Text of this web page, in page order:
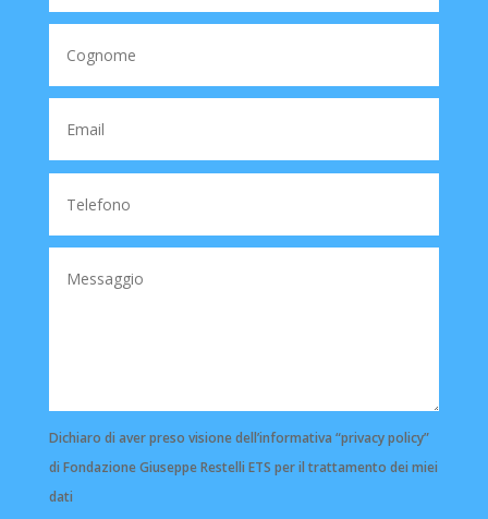
Dichiaro di aver preso visione dell’informativa “privacy policy”
di Fondazione Giuseppe Restelli ETS per il trattamento dei miei
dati